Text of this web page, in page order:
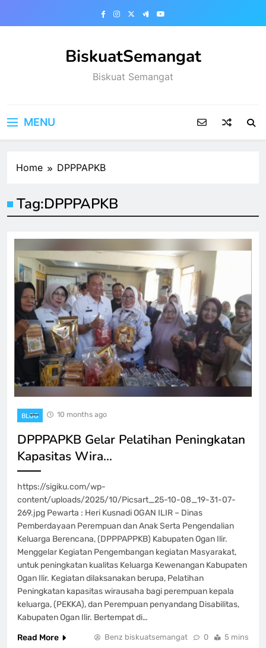
BiskuatSemangat
Biskuat Semangat
MENU
Home DPPPAPKB
Tag:DPPPAPKB
BLOG 10 months ago
DPPPAPKB Gelar Pelatihan Peningkatan
Kapasitas Wira…
https://sigiku.com/wp-
content/uploads/2025/10/Picsart_25-10-08_19-31-07-
269.jpg Pewarta : Heri Kusnadi OGAN ILIR – Dinas
Pemberdayaan Perempuan dan Anak Serta Pengendalian
Keluarga Berencana, (DPPPAPPKB) Kabupaten Ogan Ilir.
Menggelar Kegiatan Pengembangan kegiatan Masyarakat,
untuk peningkatan kualitas Keluarga Kewenangan Kabupaten
Ogan Ilir. Kegiatan dilaksanakan berupa, Pelatihan
Peningkatan kapasitas wirausaha bagi perempuan kepala
keluarga, (PEKKA), dan Perempuan penyandang Disabilitas,
Kabupaten Ogan Ilir. Bertempat di…
Read More
Benz biskuatsemangat 0 5 mins